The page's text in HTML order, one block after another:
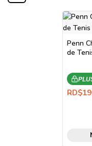
Penn
de
RD$